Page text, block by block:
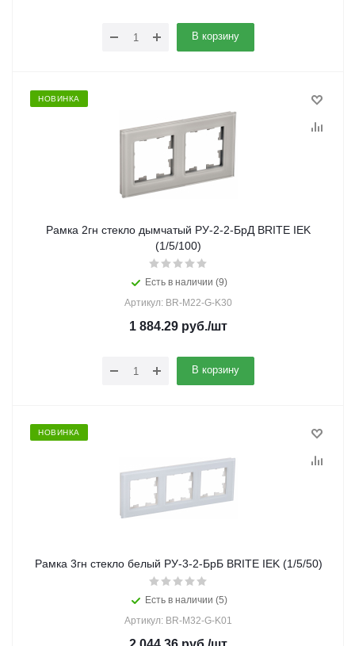
В корзину
НОВИНКА
Рамка 2гн стекло дымчатый РУ-2-2-БрД BRITE IEK
(1/5/100)
Есть в наличии (9)
Артикул: BR-M22-G-K30
1 884.29 руб./шт
В корзину
НОВИНКА
Рамка 3гн стекло белый РУ-3-2-БрБ BRITE IEK (1/5/50)
Есть в наличии (5)
Артикул: BR-M32-G-K01